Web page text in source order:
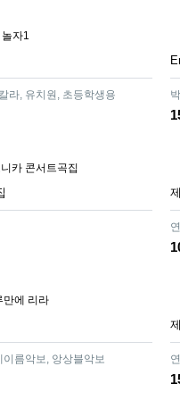
라, 유치원, 초등학생용
름악보, 앙상블악보